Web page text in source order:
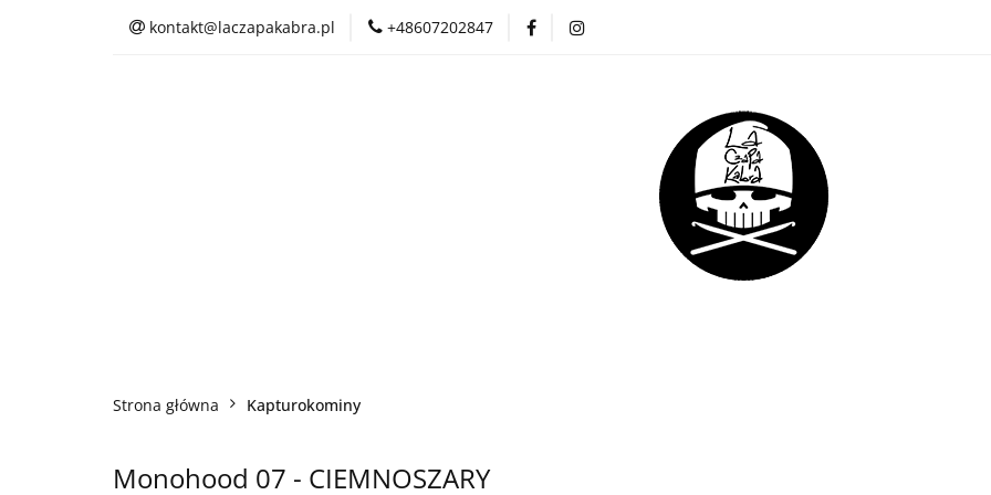
kontakt@laczapakabra.pl +48607202847
DLA DZIECI
Strona główna Kapturokominy
Monohood 07 - CIEMNOSZARY